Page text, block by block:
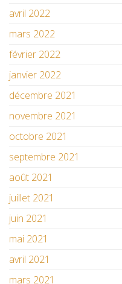
avril 2022
mars 2022
février 2022
janvier 2022
décembre 2021
novembre 2021
octobre 2021
septembre 2021
août 2021
juillet 2021
juin 2021
mai 2021
avril 2021
mars 2021